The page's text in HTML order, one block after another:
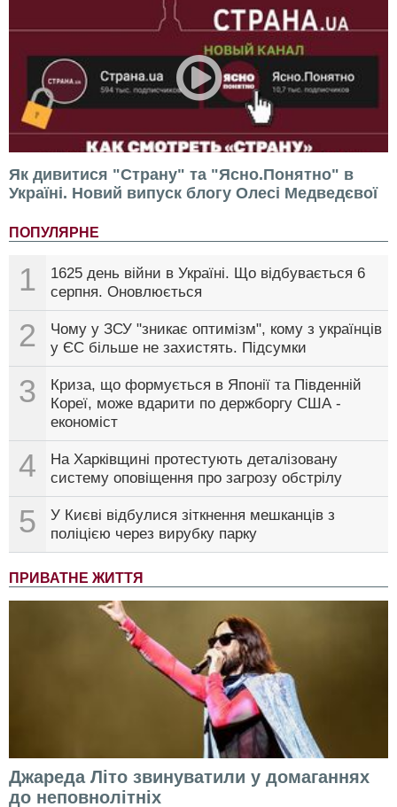
Як дивитися "Страну" та "Ясно.Понятно" в
Україні. Новий випуск блогу Олесі Медведєвої
ПОПУЛЯРНЕ
1
1625 день війни в Україні. Що відбувається 6
серпня. Оновлюється
2
Чому у ЗСУ "зникає оптимізм", кому з українців
у ЄС більше не захистять. Підсумки
3
Криза, що формується в Японії та Південній
Кореї, може вдарити по держборгу США -
економіст
4
На Харківщині протестують деталізовану
систему оповіщення про загрозу обстрілу
5
У Києві відбулися зіткнення мешканців з
поліцією через вирубку парку
ПРИВАТНЕ ЖИТТЯ
Джареда Літо звинуватили у домаганнях
до неповнолітніх